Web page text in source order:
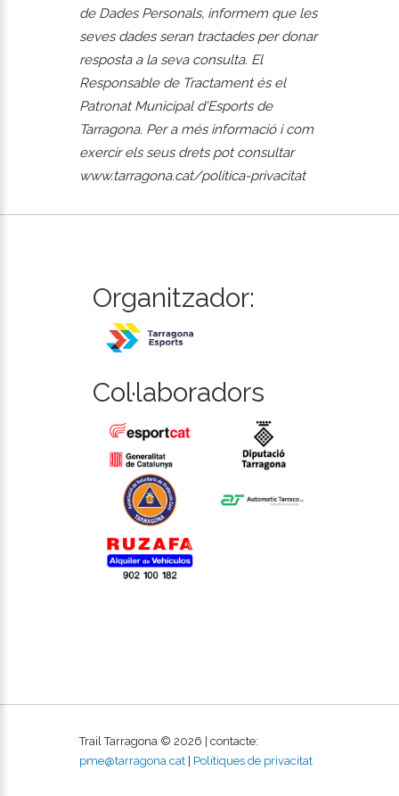
de Dades Personals, informem que les
seves dades seran tractades per donar
resposta a la seva consulta. El
Responsable de Tractament és el
Patronat Municipal d'Esports de
Tarragona. Per a més informació i com
exercir els seus drets pot consultar
www.tarragona.cat/politica-privacitat
Organitzador:
Col·laboradors
Trail Tarragona © 2026 | contacte:
pme@tarragona.cat
Polítiques de privacitat